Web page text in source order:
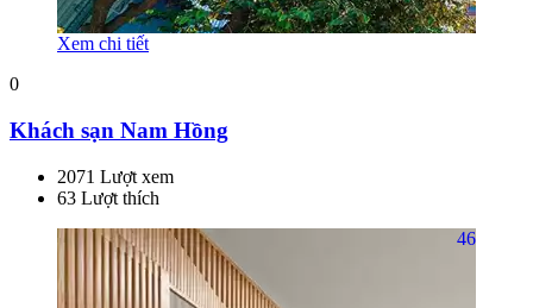
Xem chi tiết
0
Khách sạn Nam Hồng
2071 Lượt xem
63 Lượt thích
46